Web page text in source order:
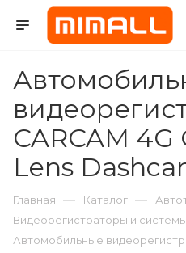
CARCAM 4G
Lens
Главная — Каталог —
Видеорегистраторы и
Автомобильные